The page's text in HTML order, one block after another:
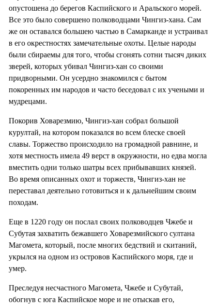
опустошена до берегов Каспийского и Аральского морей.
Все это было совершено полководцами Чингиз-хана. Сам
же он оставался большею частью в Самарканде и устраивал
в его окрестностях замечательные охоты. Целые народы
были сбираемы для того, чтобы сгонять сотни тысяч диких
зверей, которых убивал Чингиз-хан со своими
придворными. Он усердно знакомился с бытом
покоренных им народов и часто беседовал с их учеными и
мудрецами.
Покорив Ховарезмию, Чингиз-хан собрал большой
курултай, на котором показался во всем блеске своей
славы. Торжество происходило на громадной равнине, и
хотя местность имела 49 верст в окружности, но едва могла
вместить одни только шатры всех прибывавших князей.
Во время описанных охот и торжеств, Чингиз-хан не
переставал деятельно готовиться и к дальнейшим своим
походам.
Еще в 1220 году он послал своих полководцев Чжебе и
Субутая захватить бежавшего Ховарезмийского султана
Магомета, который, после многих бедствий и скитаний,
укрылся на одном из островов Каспийского моря, где и
умер.
Преследуя несчастного Магомета, Чжебе и Субутай,
обогнув с юга Каспийское море и не отыскав его,